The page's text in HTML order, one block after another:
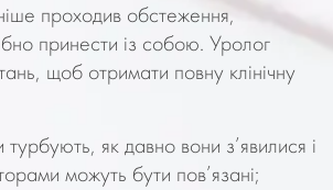
проходив обстеження,
принести із собою. Уролог
щоб отримати повну клінічну
турбують, як давно вони з’явилися і
можуть бути пов’язані;